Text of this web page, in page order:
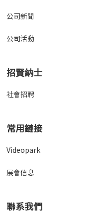
公司新聞
公司活動
招賢納士
社會招聘
常用鏈接
Videopark
展會信息
聯系我們